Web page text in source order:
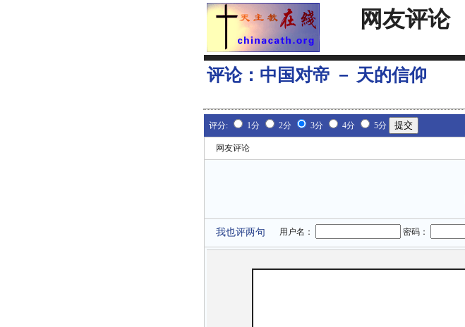
网友评论
评论： 中国对帝 － 天的信仰
评分: 1分 2分 3分 4分 5分
网友评论
我也评两句 用户名： 密码：